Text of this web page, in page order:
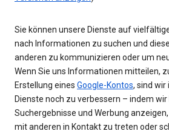
Sie können unsere Dienste auf
nach Informationen zu suchen und
anderen zu kommunizieren oder um
Wenn Sie uns Informationen mitteilen,
Erstellung eines Google-Kontos, sind wir
Dienste noch zu verbessern – indem
Suchergebnisse und Werbung
mit anderen in Kontakt zu treten oder